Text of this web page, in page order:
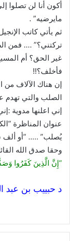
أكون أنا لن تصلوا
مايرضيه” .
ثم يأتي كاتب
تركتني؟” …. فمن
غير الحق؟ أم
فأخلف؟!!
إن هناك الآلاف
الصلب والتي
إني اعلنها مدوية
عنوان المناظرة
يُصلب” ….. “أو ألف
وحقا صدق الله
“إِنَّ الَّذِينَ كَفَرُوا
د حبييب بن عبد